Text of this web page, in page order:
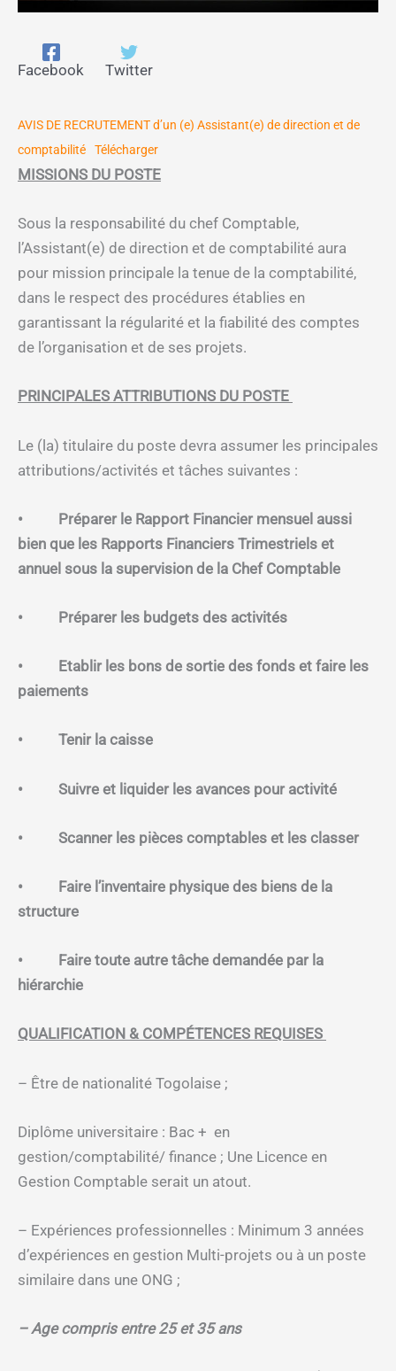
Facebook Twitter
AVIS DE RECRUTEMENT d’un (e) Assistant(e) de direction et de
comptabilité
Télécharger
MISSIONS DU POSTE
Sous la responsabilité du chef Comptable,
l’Assistant(e) de direction et de comptabilité aura
pour mission principale la tenue de la comptabilité,
dans le respect des procédures établies en
garantissant la régularité et la fiabilité des comptes
de l’organisation et de ses projets.
PRINCIPALES ATTRIBUTIONS DU POSTE
Le (la) titulaire du poste devra assumer les principales
attributions/activités et tâches suivantes :
• Préparer le Rapport Financier mensuel aussi
bien que les Rapports Financiers Trimestriels et
annuel sous la supervision de la Chef Comptable
• Préparer les budgets des activités
• Etablir les bons de sortie des fonds et faire les
paiements
• Tenir la caisse
• Suivre et liquider les avances pour activité
• Scanner les pièces comptables et les classer
• Faire l’inventaire physique des biens de la
structure
• Faire toute autre tâche demandée par la
hiérarchie
QUALIFICATION & COMPÉTENCES REQUISES
– Être de nationalité Togolaise ;
Diplôme universitaire : Bac + en
gestion/comptabilité/ finance ; Une Licence en
Gestion Comptable serait un atout.
– Expériences professionnelles : Minimum 3 années
d’expériences en gestion Multi-projets ou à un poste
similaire dans une ONG ;
– Age compris entre 25 et 35 ans